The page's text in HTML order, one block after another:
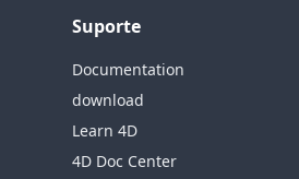
Suporte
Documentation
download
Learn 4D
4D Doc Center